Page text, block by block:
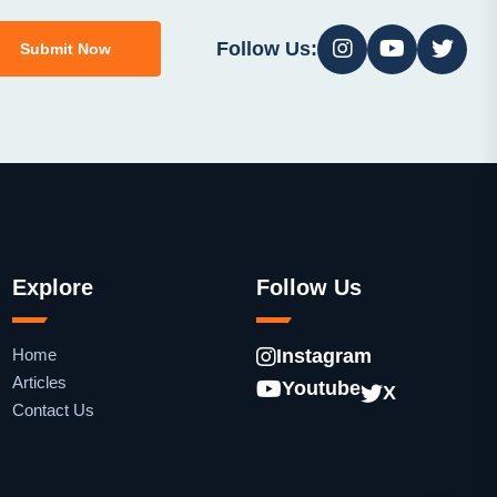
Submit Now Follow Us:
Explore
Home
Articles
Contact Us
Follow Us
Instagram
Youtube
X